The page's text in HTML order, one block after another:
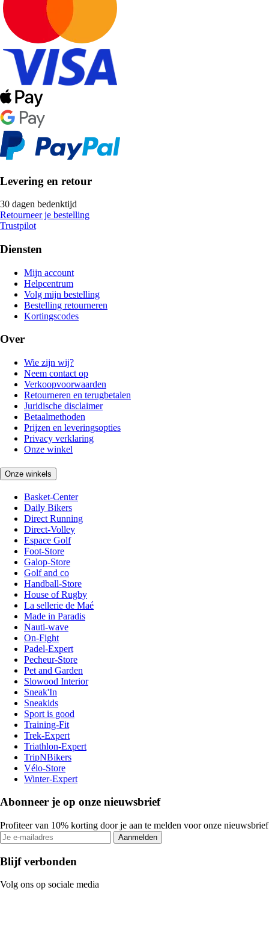
Levering en retour
30 dagen bedenktijd
Retourneer je bestelling
Trustpilot
Diensten
Mijn account
Helpcentrum
Volg mijn bestelling
Bestelling retourneren
Kortingscodes
Over
Wie zijn wij?
Neem contact op
Verkoopvoorwaarden
Retourneren en terugbetalen
Juridische disclaimer
Betaalmethoden
Prijzen en leveringsopties
Privacy verklaring
Onze winkel
Onze winkels
Basket-Center
Daily Bikers
Direct Running
Direct-Volley
Espace Golf
Foot-Store
Galop-Store
Golf and co
Handball-Store
House of Rugby
La sellerie de Maé
Made in Paradis
Nauti-wave
On-Fight
Padel-Expert
Pecheur-Store
Pet and Garden
Slowood Interior
Sneak'In
Sneakids
Sport is good
Training-Fit
Trek-Expert
Triathlon-Expert
TripNBikers
Vélo-Store
Winter-Expert
Abonneer je op onze nieuwsbrief
Profiteer van 10% korting door je aan te melden voor onze nieuwsbrief
Aanmelden
Blijf verbonden
Volg ons op sociale media